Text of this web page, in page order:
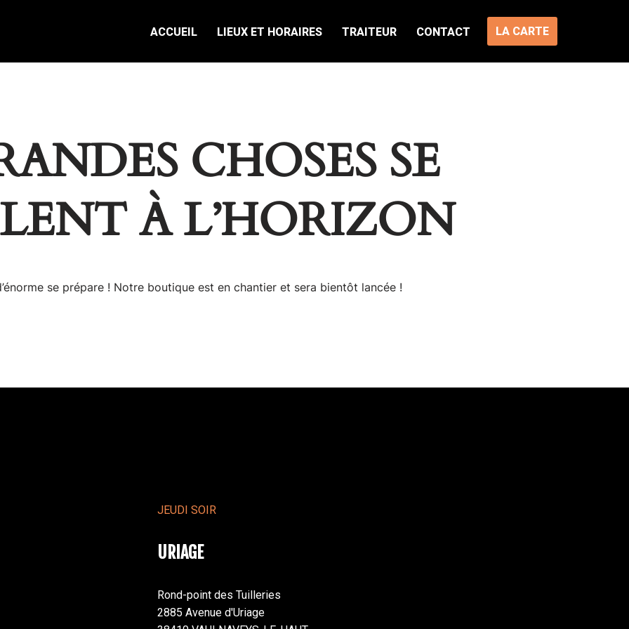
ACCUEIL LIEUX ET HORAIRES TRAITEUR CONTACT LA CARTE
CHOSES SE
À L’HORIZON
se prépare ! Notre boutique est en chantier et sera bientôt lancée !
JEUDI SOIR
URIAGE
Rond-point des Tuilleries
2885 Avenue d'Uriage